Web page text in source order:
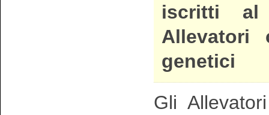
iscritti al
Allevatori
genetici
Gli